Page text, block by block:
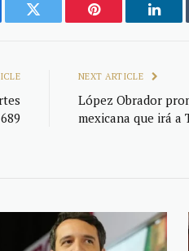
Twitter Pinterest
NEXT ARTICLE
López Obrador
mexicana que irá a